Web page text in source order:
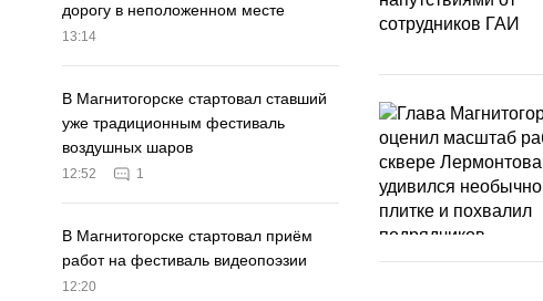
дорогу в неположенном месте
13:14
В Магнитогорске стартовал ставший
уже традиционным фестиваль
воздушных шаров
12:52 1
В Магнитогорске стартовал приём
работ на фестиваль видеопоэзии
12:20